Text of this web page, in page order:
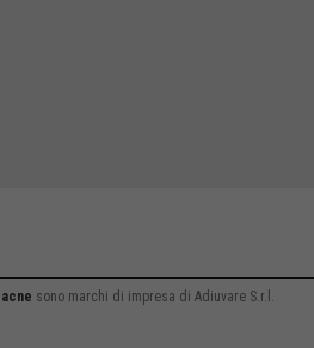
sono marchi di impresa di Adiuvare S.r.l.